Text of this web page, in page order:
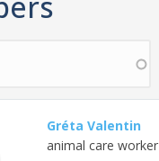
Gréta Valentin
animal care worker